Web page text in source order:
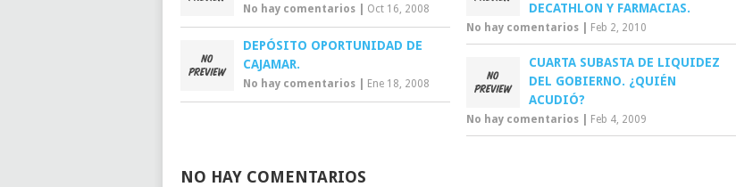
No hay comentarios Oct 16, 2008
DECATHLON Y FARMACIAS.
No hay comentarios Feb 2, 2010
DEPÓSITO OPORTUNIDAD DE
CAJAMAR.
No hay comentarios Ene 18, 2008
CUARTA SUBASTA DE LIQUIDEZ
DEL GOBIERNO. ¿QUIÉN
ACUDIÓ?
No hay comentarios Feb 4, 2009
NO HAY COMENTARIOS